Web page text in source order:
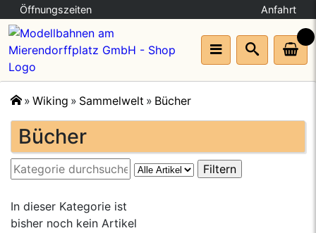
Öffnungszeiten Anfahrt
🔍
Wiking Sammelwelt Bücher
Bücher
In dieser Kategorie ist
bisher noch kein Artikel